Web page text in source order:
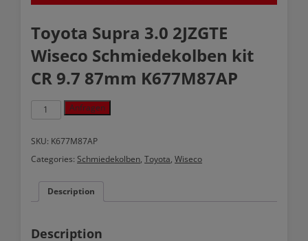
Toyota Supra 3.0 2JZGTE
Wiseco Schmiedekolben kit
CR 9.7 87mm K677M87AP
Toyota
Supra
2JZGTE
Schmiedekolben
CR
87mm
Anfragen
SKU: K677M87AP
Categories: Schmiedekolben, Toyota, Wiseco
Description
Description